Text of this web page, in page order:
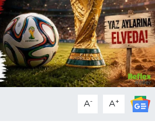
A- A+